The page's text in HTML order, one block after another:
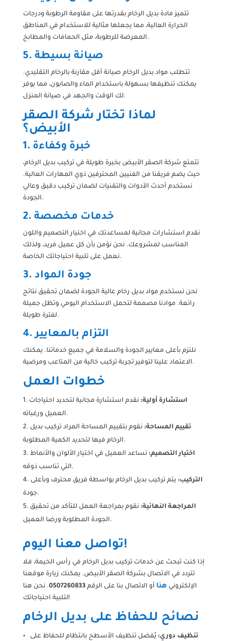
تتميز مادة بديل الرخام بقدرتها على مقاومة الرطوبة ودرجات
الحرارة العالية، مما يجعلها مثالية للاستخدام في المناطق
المعرضة للرطوبة، مثل الحمامات والمطابخ.
5. صيانة بسيطة
تتطلب مواد بديل الرخام صيانة أقل مقارنة بالرخام التقليدي.
يمكنك تنظيفها بسهولة باستخدام الماء والصابون، مما يوفر
لك الوقت والجهد في صيانة المنزل.
لماذا تختار شركة الصقر
الأبيض؟
1. خبرة وكفاءة
تتمتع شركة الصقر الأبيض بخبرة طويلة في تركيب بديل الرخام،
حيث يضم فريقنا من الفنيين المحترفين ذوي المهارات العالية.
نستخدم أحدث الأدوات والتقنيات لضمان تركيب دقيق وعالي
الجودة.
2. خدمات مخصصة
نقدم استشارات مجانية لمساعدتك في اختيار التصميم واللون
المناسب لمشروعك. نحن نؤمن بأن كل عميل فريد، ولذلك
نعمل على تلبية احتياجاتك الخاصة.
3. جودة المواد
نحن نستخدم مواد بديل رخام عالية الجودة لضمان تحقيق نتائج
رائعة. موادنا مصممة لتحمل الاستخدام اليومي وتظل جميلة
لفترة طويلة.
4. التزام بالمعايير
نلتزم بأعلى معايير الجودة والسلامة في جميع خدماتنا. يمكنك
الاعتماد علينا لتوفير تجربة تركيب خالية من المتاعب ومرضية.
خطوات العمل
استشارة أولية: نقدم استشارة مجانية لتحديد احتياجات
العميل ورغباته.
تقييم المساحة: نقوم بتقييم المساحة المراد تركيب بديل
الرخام فيها لتحديد الكمية المطلوبة.
اختيار التصميم: نساعد العميل في اختيار الألوان والأنماط
التي تناسب ذوقه.
التركيب: يتم تركيب بديل الرخام بواسطة فريق محترف وبأعلى
جودة.
المراجعة النهائية: نقوم بمراجعة العمل للتأكد من تحقيق
الجودة المطلوبة ورضا العميل.
تواصل معنا اليوم!
إذا كنت تبحث عن خدمات تركيب بديل الرخام في رأس الخيمة، فلا
تتردد في الاتصال بشركة الصقر الأبيض. يمكنك زيارة موقعنا
الإلكتروني هنا أو الاتصال بنا على الرقم0507260833. نحن هنا
لتلبية احتياجاتك!
نصائح للحفاظ على بديل الرخام
تنظيف دوري: يُفضل تنظيف الأسطح بانتظام للحفاظ على